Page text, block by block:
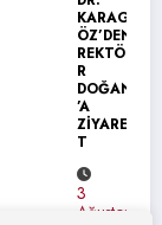
KARAG
ÖZ’DEN
REKTÖ
DOĞAN
ZİYARE
Ağustos